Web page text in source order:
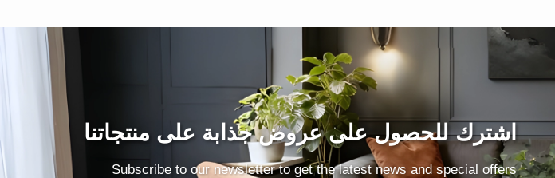
اشترك للحصول على عروض جذابة على منتجاتنا
Subscribe to our newsletter to get the latest news and special offers